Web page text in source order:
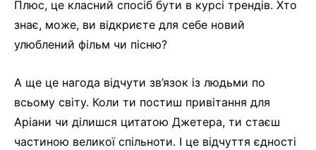
Плюс, це класний спосіб бути в курсі трендів. Хто
знає, може, ви відкриєте для себе новий
улюблений фільм чи пісню?
А ще це нагода відчути зв’язок із людьми по
всьому світу. Коли ти постиш привітання для
Аріани чи ділишся цитатою Джетера, ти стаєш
частиною великої спільноти. І це відчуття єдності